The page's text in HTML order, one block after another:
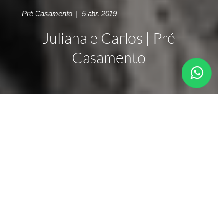
Pré Casamento| 5 abr, 2019
Juliana e Carlos | Pré
Casamento